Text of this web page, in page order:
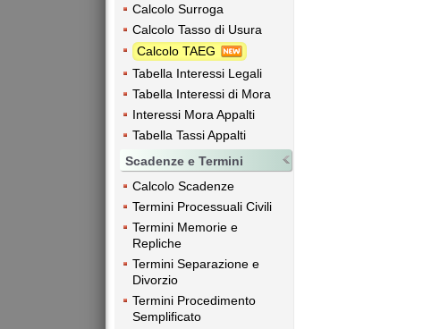
Calcolo Surroga
Calcolo Tasso di Usura
Calcolo TAEG
Tabella Interessi Legali
Tabella Interessi di Mora
Interessi Mora Appalti
Tabella Tassi Appalti
Scadenze e Termini
Calcolo Scadenze
Termini Processuali Civili
Termini Memorie e
Repliche
Termini Separazione e
Divorzio
Termini Procedimento
Semplificato